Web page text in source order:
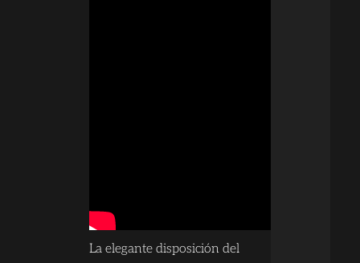
La elegante disposición del